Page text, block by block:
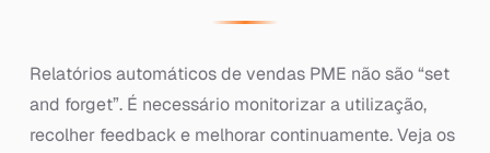
Relatórios automáticos de vendas PME não são “set
and forget”. É necessário monitorizar a utilização,
recolher feedback e melhorar continuamente. Veja os